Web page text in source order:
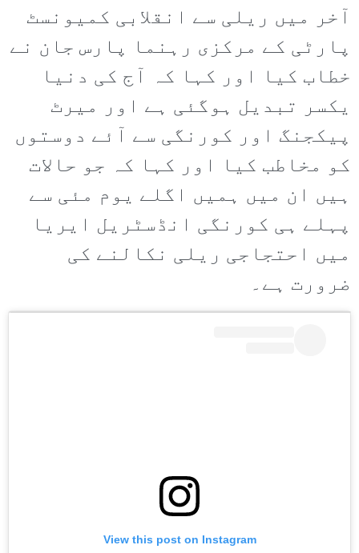
آخر میں ریلی سے انقلابی کمیونسٹ
پارٹی کے مرکزی رہنما پارس جان نے
خطاب کیا اور کہا کہ آج کی دنیا
یکسر تبدیل ہوگئی ہے اور میرٹ
پیکجنگ اور کورنگی سے آئے دوستوں
کو مخاطب کیا اور کہا کہ جو حالات
ہیں ان میں ہمیں اگلے یوم مئی سے
پہلے ہی کورنگی انڈسٹریل ایریا
میں احتجاجی ریلی نکالنے کی
ضرورت ہے۔
View this post on Instagram